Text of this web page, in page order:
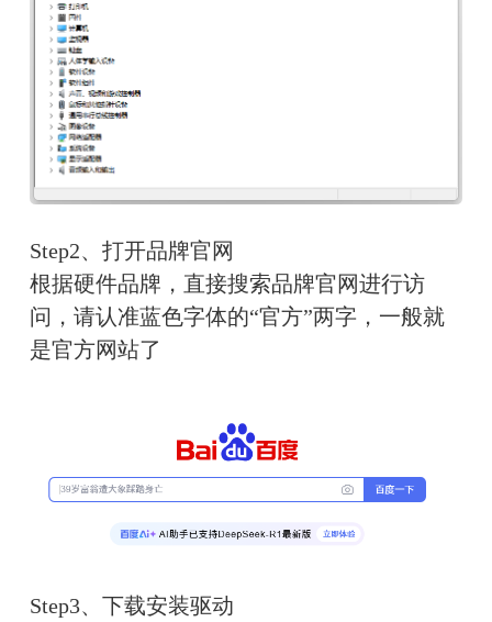
Step2、打开品牌官网
根据硬件品牌，直接搜索品牌官网进行访
问，请认准蓝色字体的“官方”两字，一般就
是官方网站了
Step3、下载安装驱动